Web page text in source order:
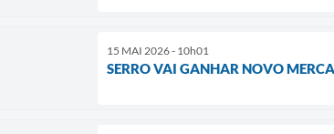
15 MAI 2026 - 10h01
SERRO VAI GANHAR NOVO